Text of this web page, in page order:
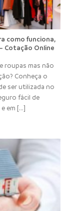
como funciona,
Cotação Online
roupas mas não
Conheça o
ser utilizada no
fácil de
em [...]